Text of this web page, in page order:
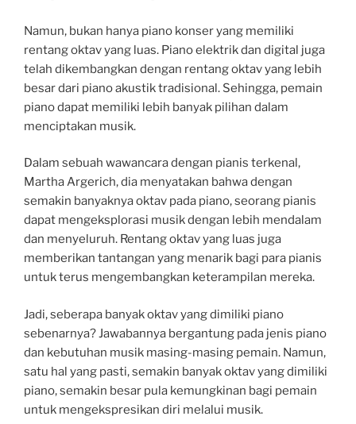
Namun, bukan hanya piano konser yang memiliki
rentang oktav yang luas. Piano elektrik dan digital juga
telah dikembangkan dengan rentang oktav yang lebih
besar dari piano akustik tradisional. Sehingga, pemain
piano dapat memiliki lebih banyak pilihan dalam
menciptakan musik.
Dalam sebuah wawancara dengan pianis terkenal,
Martha Argerich, dia menyatakan bahwa dengan
semakin banyaknya oktav pada piano, seorang pianis
dapat mengeksplorasi musik dengan lebih mendalam
dan menyeluruh. Rentang oktav yang luas juga
memberikan tantangan yang menarik bagi para pianis
untuk terus mengembangkan keterampilan mereka.
Jadi, seberapa banyak oktav yang dimiliki piano
sebenarnya? Jawabannya bergantung pada jenis piano
dan kebutuhan musik masing-masing pemain. Namun,
satu hal yang pasti, semakin banyak oktav yang dimiliki
piano, semakin besar pula kemungkinan bagi pemain
untuk mengekspresikan diri melalui musik.